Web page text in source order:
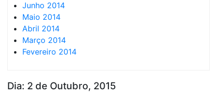
Junho 2014
Maio 2014
Abril 2014
Março 2014
Fevereiro 2014
Dia: 2 de Outubro, 2015